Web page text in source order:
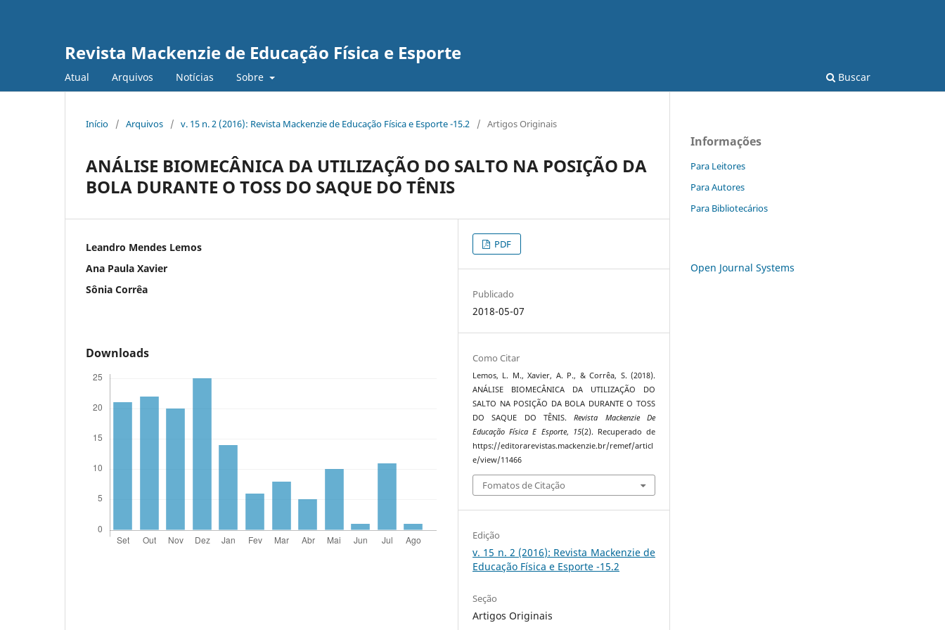
Revista Mackenzie de Educação Física e Esporte
Atual Arquivos Notícias Sobre Buscar
Início / Arquivos / v. 15 n. 2 (2016): Revista Mackenzie de Educação Física e Esporte -15.2 / Artigos Originais
ANÁLISE BIOMECÂNICA DA UTILIZAÇÃO DO SALTO NA POSIÇÃO DA
BOLA DURANTE O TOSS DO SAQUE DO TÊNIS
Leandro Mendes Lemos
Ana Paula Xavier
Sônia Corrêa
Downloads
PDF
Publicado
2018-05-07
Como Citar
Lemos, L. M., Xavier, A. P., & Corrêa, S. (2018).
ANÁLISE BIOMECÂNICA DA UTILIZAÇÃO DO
SALTO NA POSIÇÃO DA BOLA DURANTE O TOSS
DO SAQUE DO TÊNIS.Revista Mackenzie De
Educação Física E Esporte, 15(2). Recuperado de
https://editorarevistas.mackenzie.br/remef/articl
e/view/11466
Fomatos de Citação
Edição
v. 15 n. 2 (2016): Revista Mackenzie de
Educação Física e Esporte -15.2
Seção
Artigos Originais
Informações
Para Leitores
Para Autores
Para Bibliotecários
Open Journal Systems